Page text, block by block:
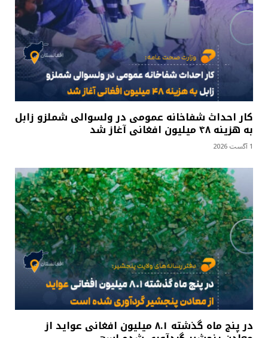
کار احداث شفاخانه عمومی در ولسوالی شملزو زابل
به هزینه ۴۸ میلیون افغانی آغاز شد
1 آگست 2026
در پنج ماه گذشته ۸.۱ میلیون افغانی عواید از